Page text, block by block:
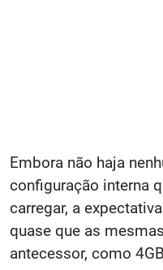
Embora não haja
configuração interna
carregar, a
quase que as
antecessor, como